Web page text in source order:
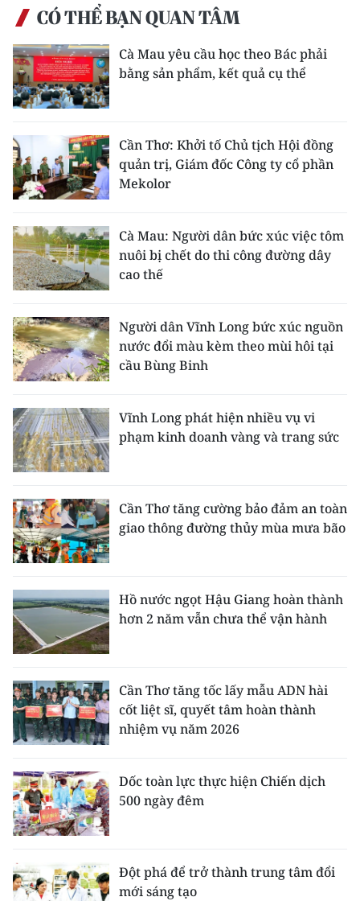
CÓ THỂ BẠN QUAN TÂM
Cà Mau yêu cầu học theo Bác phải
bằng sản phẩm, kết quả cụ thể
Cần Thơ: Khởi tố Chủ tịch Hội đồng
quản trị, Giám đốc Công ty cổ phần
Mekolor
Cà Mau: Người dân bức xúc việc tôm
nuôi bị chết do thi công đường dây
cao thế
Người dân Vĩnh Long bức xúc nguồn
nước đổi màu kèm theo mùi hôi tại
cầu Bùng Binh
Vĩnh Long phát hiện nhiều vụ vi
phạm kinh doanh vàng và trang sức
Cần Thơ tăng cường bảo đảm an toàn
giao thông đường thủy mùa mưa bão
Hồ nước ngọt Hậu Giang hoàn thành
hơn 2 năm vẫn chưa thể vận hành
Cần Thơ tăng tốc lấy mẫu ADN hài
cốt liệt sĩ, quyết tâm hoàn thành
nhiệm vụ năm 2026
Dốc toàn lực thực hiện Chiến dịch
500 ngày đêm
Đột phá để trở thành trung tâm đổi
mới sáng tạo